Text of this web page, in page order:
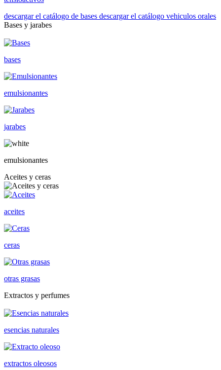
descargar el catálogo de bases descargar el catálogo vehiculos orales
Bases y jarabes
bases
emulsionantes
jarabes
emulsionantes
Aceites y ceras
aceites
ceras
otras grasas
Extractos y perfumes
esencias naturales
extractos oleosos